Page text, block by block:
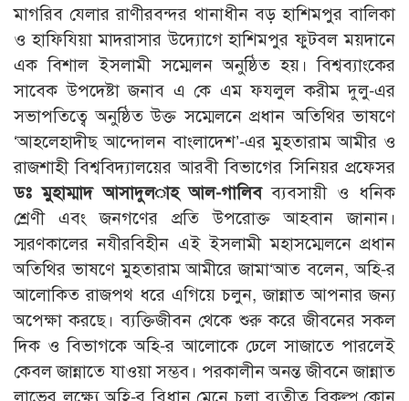
মাগরিব যেলার রাণীরবন্দর থানাধীন বড় হাশিমপুর বালিকা
ও হাফিযিয়া মাদরাসার উদ্যোগে হাশিমপুর ফুটবল ময়দানে
এক বিশাল ইসলামী সম্মেলন অনুষ্ঠিত হয়। বিশ্বব্যাংকের
সাবেক উপদেষ্টা জনাব এ কে এম ফযলুল করীম দুলু-এর
সভাপতিত্বে অনুষ্ঠিত উক্ত সম্মেলনে প্রধান অতিথির ভাষণে
‘আহলেহাদীছ আন্দোলন বাংলাদেশ’-এর মুহতারাম আমীর ও
রাজশাহী বিশ্ববিদ্যালয়ের আরবী বিভাগের সিনিয়র প্রফেসর
ডঃ মুহাম্মাদ আসাদুল­াহ আল-গালিবব্যবসায়ী ও ধনিক
শ্রেণী এবং জনগণের প্রতি উপরোক্ত আহবান জানান।
স্মরণকালের নযীরবিহীন এই ইসলামী মহাসম্মেলনে প্রধান
অতিথির ভাষণে মুহতারাম আমীরে জামা‘আত বলেন, অহি-র
আলোকিত রাজপথ ধরে এগিয়ে চলুন, জান্নাত আপনার জন্য
অপেক্ষা করছে। ব্যক্তিজীবন থেকে শুরু করে জীবনের সকল
দিক ও বিভাগকে অহি-র আলোকে ঢেলে সাজাতে পারলেই
কেবল জান্নাতে যাওয়া সম্ভব। পরকালীন অনন্ত জীবনে জান্নাত